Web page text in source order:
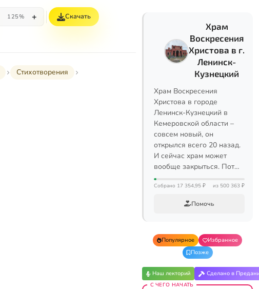
125% + Скачать
Стихотворения
Храм
Воскресения
Христова в г.
Ленинск-
Кузнецкий
Храм Воскресения
Христова в городе
Ленинск-Кузнецкий в
Кемеровской области –
совсем новый, он
открылся всего 20 назад.
И сейчас храм может
вообще закрыться. Пот…
Собрано 17 354,95 ₽ из 500 363 ₽
Помочь
Популярное
Избранное
Позже
Наш лекторий Сделано в
С ЧЕГО НАЧАТЬ